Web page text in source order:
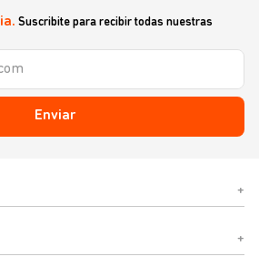
Suscribite para recibir todas nuestras
Enviar
+
+